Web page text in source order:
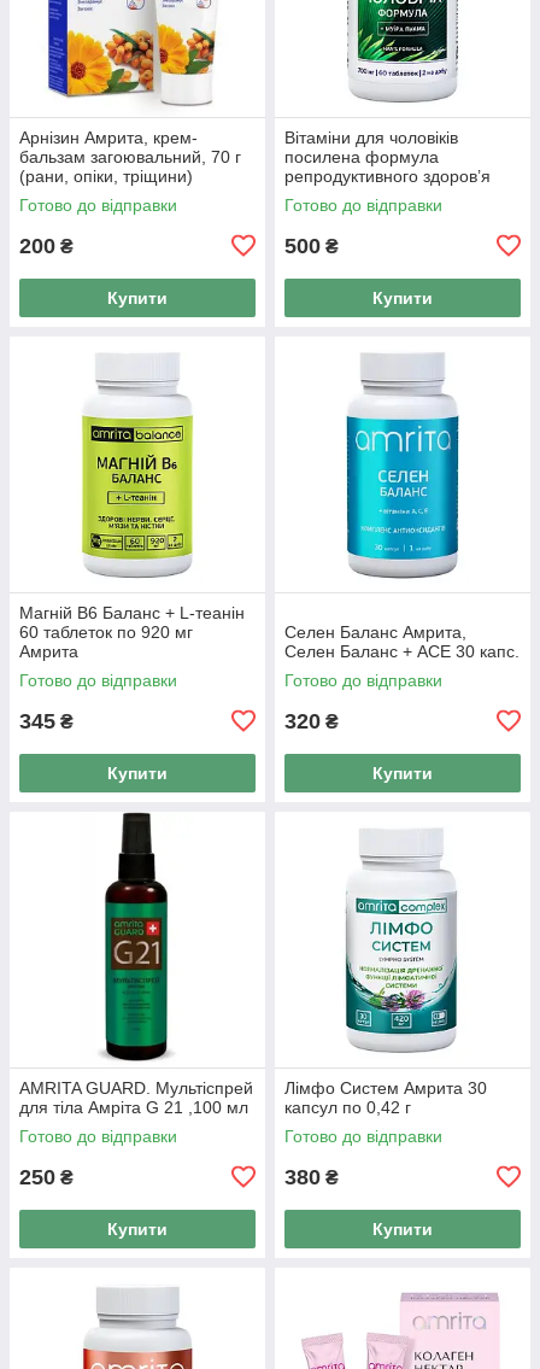
Арнізин Амрита, крем-
бальзам загоювальний, 70 г
(рани, опіки, тріщини)
Готово до відправки
200 ₴
Купити
Вітаміни для чоловіків
посилена формула
репродуктивного здоров’я
(Чоловіча формула) Амрита
60 таб
Готово до відправки
500 ₴
Купити
Магній В6 Баланс + L-теанін
60 таблеток по 920 мг
Амрита
Готово до відправки
345 ₴
Купити
Селен Баланс Амрита,
Селен Баланс + АСЕ 30 капс.
Готово до відправки
320 ₴
Купити
AMRITA GUARD. Мультіспрей
для тіла Амріта G 21 ,100 мл
Готово до відправки
250 ₴
Купити
Лімфо Систем Амрита 30
капсул по 0,42 г
Готово до відправки
380 ₴
Купити